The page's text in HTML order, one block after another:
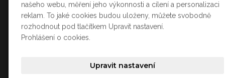
SOCIÁLNÍ SÍTĚ
našeho webu, měření jeho výkonnosti a cílení a personalizaci
reklam. To jaké cookies budou uloženy, můžete svobodně
rozhodnout pod tlačítkem Upravit nastavení.
Prohlášení o cookies.
Upravit nastavení